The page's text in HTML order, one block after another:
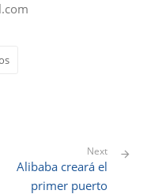
Next
Alibaba creará el
primer puerto